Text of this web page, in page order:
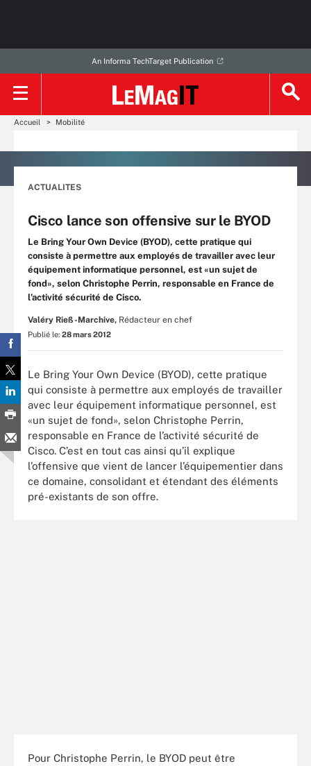
An Informa TechTarget Publication
Accueil Mobilité
ACTUALITES
Cisco lance son offensive sur le BYOD
Le Bring Your Own Device (BYOD), cette pratique qui
consiste à permettre aux employés de travailler avec leur
équipement informatique personnel, est «un sujet de
fond», selon Christophe Perrin, responsable en France de
l’activité sécurité de Cisco.
Valéry Rieß-Marchive, Rédacteur en chef
Publié le: 28 mars 2012
Le Bring Your Own Device (BYOD), cette pratique
qui consiste à permettre aux employés de travailler
avec leur équipement informatique personnel, est
«un sujet de fond», selon Christophe Perrin,
responsable en France de l’activité sécurité de
Cisco. C’est en tout cas ainsi qu’il explique
l’offensive que vient de lancer l’équipementier dans
ce domaine, consolidant et étendant des éléments
pré-existants de son offre.
Pour Christophe Perrin, le BYOD peut être